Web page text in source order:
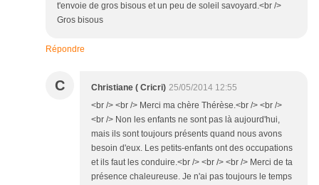
t'envoie de gros bisous et un peu de soleil savoyard.<br />
Gros bisous
Répondre
C Christiane ( Cricri) 25/05/2014 12:55
<br /> <br /> Merci ma chère Thérèse.<br /> <br />
<br /> Non les enfants ne sont pas là aujourd'hui,
mais ils sont toujours présents quand nous avons
besoin d'eux. Les petits-enfants ont des occupations
et ils faut les conduire.<br /> <br /> <br /> Merci de ta
présence chaleureuse. Je n'ai pas toujours le temps